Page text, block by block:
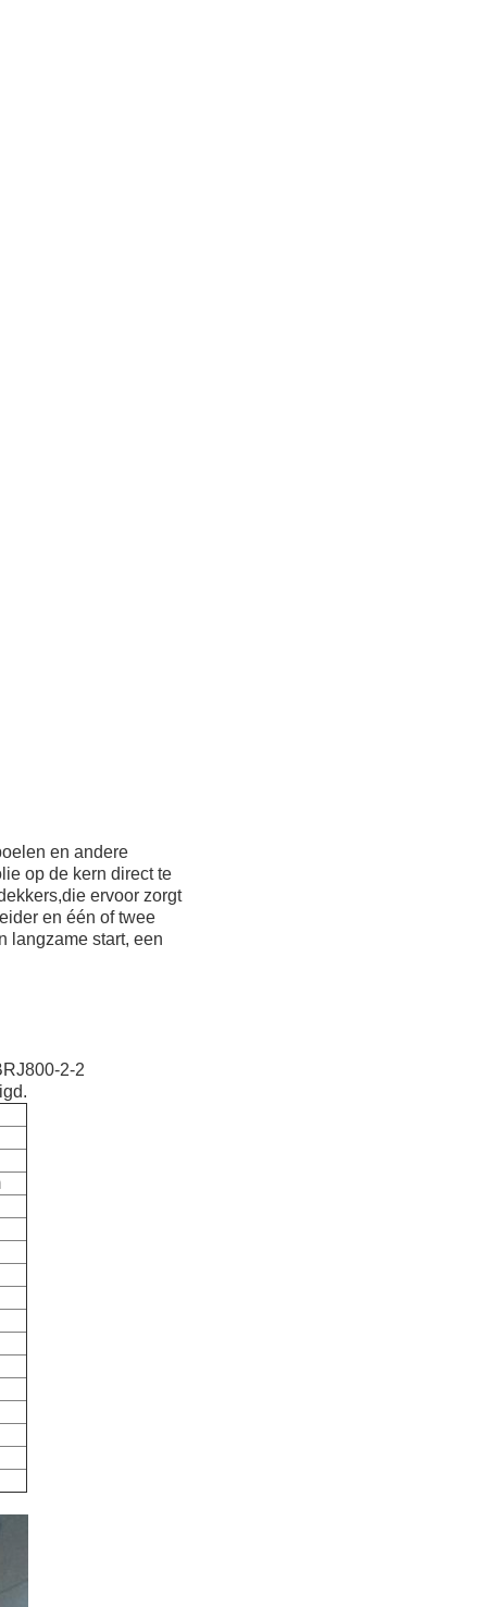
en andere
op de kern direct te
ervoor zorgt
en één of twee
langzame start, een
2-2